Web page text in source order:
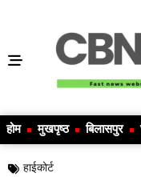
होम मुखपृष्ठ बिलासपुर
हाईकोर्ट